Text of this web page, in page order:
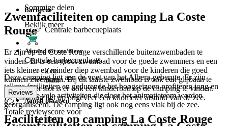
Zwemfaciliteiten op camping La Coste
Rouge
Er zijn op La Coste Rouge verschillende buitenzwembaden te
vinden. Er is een groot zwembad voor de goede zwemmers en een
iets kleiner en minder diep zwembad voor de kinderen die goed
kunnen zwemmen. Bij dit laatste zwembad is ook een glijbaan te
vinden. Tot slot is er ook een kinderbad op de camping te vinden.
De camping ligt op ongeveer één kilometer afstand van de zee.
Faciliteiten op camping La Coste Rouge
Sommige delen
Bekijk meer
Centrale barbecueplaats
Deze camping ligt aan de voet van het Albera-gebergte. Er zijn
talloze faciliteiten en gedurende het hoogseizoen profiteren jong en
oud van de vele activiteiten die door het animatieteam worden
georganiseerd. De camping ligt ook nog eens vlak bij de zee.
Barbecue
Centrale barbecueplaats
Afstand tot zee/meer
Zee
1km
Aantal plaatsen
185
Reviews
8.3
Totale reviewscore voor